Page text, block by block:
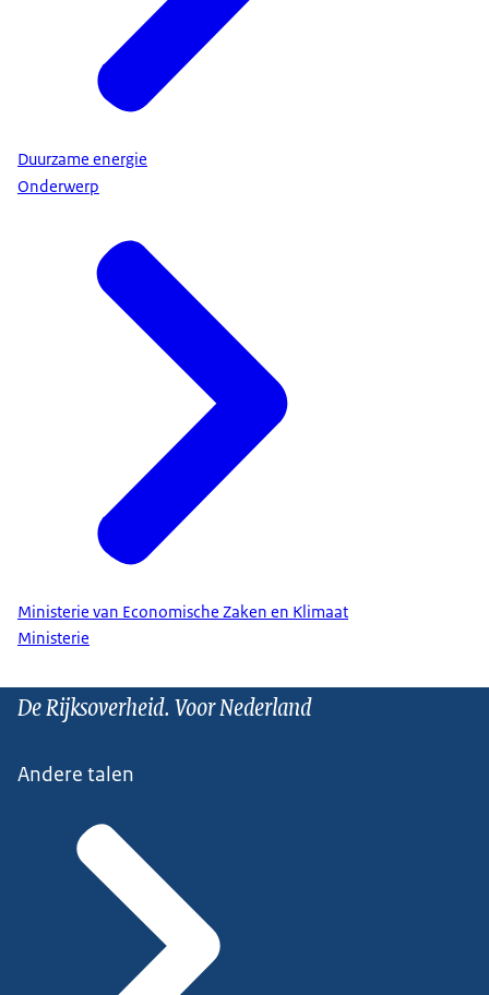
Duurzame energie
Onderwerp
Ministerie van Economische Zaken en Klimaat
Ministerie
De Rijksoverheid. Voor Nederland
Andere talen